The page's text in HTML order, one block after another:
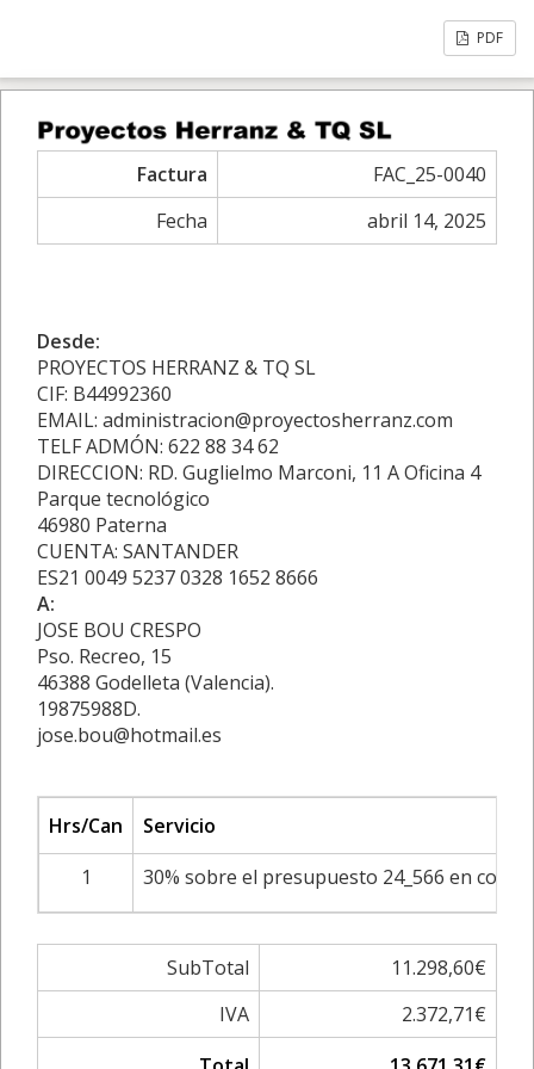
PDF
Factura
FAC_25-0040
Fecha
abril 14, 2025
Desde:
PROYECTOS HERRANZ & TQ SL
CIF: B44992360
EMAIL: administracion@proyectosherranz.com
TELF ADMÓN: 622 88 34 62
DIRECCION: RD. Guglielmo Marconi, 11 A Oficina 4
Parque tecnológico
46980 Paterna
CUENTA: SANTANDER
ES21 0049 5237 0328 1652 8666
A:
JOSE BOU CRESPO
Pso. Recreo, 15
46388 Godelleta (Valencia).
19875988D.
jose.bou@hotmail.es
Hrs/Can
Servicio
1
30% sobre el presupuesto 24_566 en
SubTotal
11.298,60€
IVA
2.372,71€